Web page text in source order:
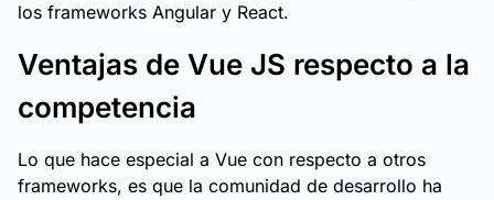
los frameworks Angular y React.
Ventajas de Vue JS respecto a la
competencia
Lo que hace especial a Vue con respecto a otros
frameworks, es que la comunidad de desarrollo ha